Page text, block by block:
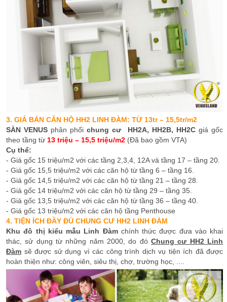
3. GIÁ BÁN CĂN HỘ HH2 LINH ĐÀM: TỪ 13tr – 15,5tr/m2
SÀN VENUS phân phốichung cư HH2A, HH2B, HH2Cgiá gốc
theo tầng từ 13 triệu – 15,5 triệu/m2 (Đã bao gồm VTA)
Cụ thể:
- Giá gốc 15 triệu/m2 với các tầng 2,3,4, 12A và tầng 17 – tầng 20.
- Giá gốc 15,5 triệu/m2 với các căn hộ từ tầng 6 – tầng 16.
- Giá gốc 14,5 triệu/m2 với các căn hộ từ tầng 21 – tầng 28.
- Giá gốc 14 triệu/m2 với các căn hộ từ tầng 29 – tầng 35.
- Giá gốc 13,5 triệu/m2 với các căn hộ từ tầng 36 – tầng 40.
- Giá gốc 13 triệu/m2 với các căn hộ tầng Penthouse
4. TIỆN ÍCH ĐẦY ĐỦ CHUNG CƯ HH2 LINH ĐÀM
Khu đô thị kiểu mẫu Linh Đàm chính thức được đưa vào khai
thác, sử dụng từ những năm 2000, do đó Chung cư HH2 Linh
Đàm sẽ được sử dụng vì các công trình dịch vụ tiện ích đã được
hoàn thiện như: công viên, siêu thị, chợ, trường học, ....